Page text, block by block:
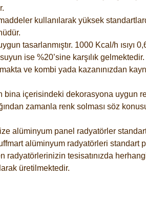
kullanılarak yüksek
tasarlanmıştır. 1000 Kcal/h ısıyı
ise %20’sine karşılık
ve kombi yada kazanınızdan
içerisindeki dekorasyona uygun
zamanla renk solması söz
alüminyum panel radyatörler
alüminyum radyatörleri
radyatörlerinizin tesisatınızda
üretilmektedir.